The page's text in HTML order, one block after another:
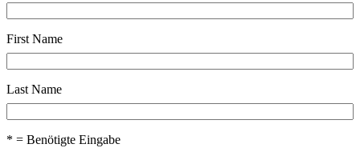
First Name
Last Name
* = Benötigte Eingabe